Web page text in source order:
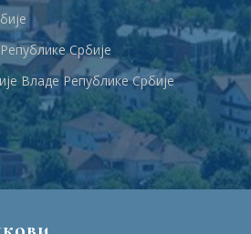
Србије
Владе Републике Србије